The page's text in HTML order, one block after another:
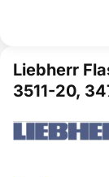
Liebherr
3511-20,